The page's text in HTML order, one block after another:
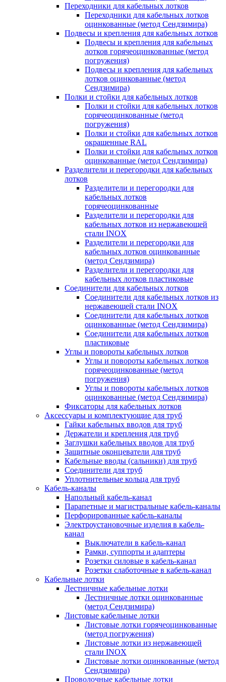
Переходники для кабельных лотков
Переходники для кабельных лотков
оцинкованные (метод Сендзимира)
Подвесы и крепления для кабельных лотков
Подвесы и крепления для кабельных
лотков горячеоцинкованные (метод
погружения)
Подвесы и крепления для кабельных
лотков оцинкованные (метод
Сендзимира)
Полки и стойки для кабельных лотков
Полки и стойки для кабельных лотков
горячеоцинкованные (метод
погружения)
Полки и стойки для кабельных лотков
окрашенные RAL
Полки и стойки для кабельных лотков
оцинкованные (метод Сендзимира)
Разделители и перегородки для кабельных
лотков
Разделители и перегородки для
кабельных лотков
горячеоцинкованные
Разделители и перегородки для
кабельных лотков из нержавеющей
стали INOX
Разделители и перегородки для
кабельных лотков оцинкованные
(метод Сендзимира)
Разделители и перегородки для
кабельных лотков пластиковые
Соединители для кабельных лотков
Соединители для кабельных лотков из
нержавеющей стали INOX
Соединители для кабельных лотков
оцинкованные (метод Сендзимира)
Соединители для кабельных лотков
пластиковые
Углы и повороты кабельных лотков
Углы и повороты кабельных лотков
горячеоцинкованные (метод
погружения)
Углы и повороты кабельных лотков
оцинкованные (метод Сендзимира)
Фиксаторы для кабельных лотков
Аксессуары и комплектующие для труб
Гайки кабельных вводов для труб
Держатели и крепления для труб
Заглушки кабельных вводов для труб
Защитные оконцеватели для труб
Кабельные вводы (сальники) для труб
Соединители для труб
Уплотнительные кольца для труб
Кабель-каналы
Напольный кабель-канал
Парапетные и магистральные кабель-каналы
Перфорированные кабель-каналы
Электроустановочные изделия в кабель-
канал
Выключатели в кабель-канал
Рамки, суппорты и адаптеры
Розетки силовые в кабель-канал
Розетки слаботочные в кабель-канал
Кабельные лотки
Лестничные кабельные лотки
Лестничные лотки оцинкованные
(метод Сендзимира)
Листовые кабельные лотки
Листовые лотки горячеоцинкованные
(метод погружения)
Листовые лотки из нержавеющей
стали INOX
Листовые лотки оцинкованные (метод
Сендзимира)
Проволочные кабельные лотки